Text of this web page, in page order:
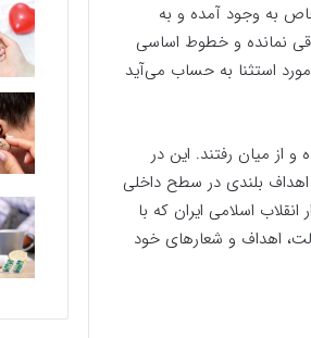
خاص به وجود آمده و به
نمانده و خطوط اساسی
استثنا به حساب می‌آید
از میان رفتند. این در
اهداف بلندی در سطح داخلی
اسلامی ایران که با
اهداف و شعارهای خود